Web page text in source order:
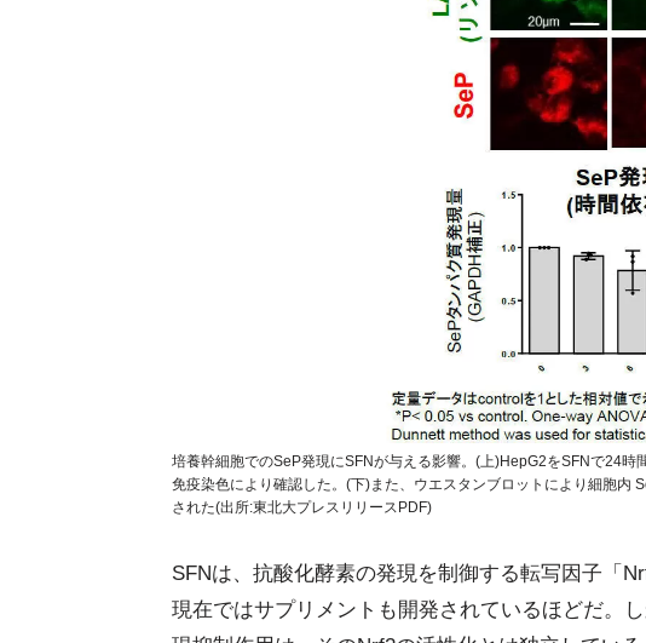
培養幹細胞でのSeP発現にSFNが与える影響。(上)HepG2をSFNで24
免疫染色により確認した。(下)また、ウエスタンブロットにより細胞内
された(出所:東北大プレスリリースPDF)
SFNは、抗酸化酵素の発現を制御する転写因子「
現在ではサプリメントも開発されているほどだ。